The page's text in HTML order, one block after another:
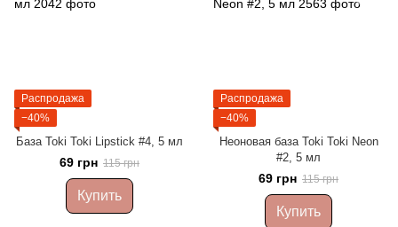
Распродажа
−40%
База Toki Toki Lipstick #4, 5 мл
69 грн 115 грн
Купить
Распродажа
−40%
Неоновая база Toki Toki Neon
#2, 5 мл
69 грн 115 грн
Купить